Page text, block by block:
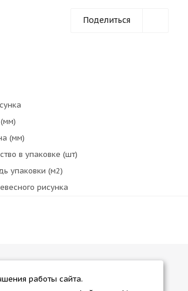
Поделиться
(мм)
в упаковке (шт)
упаковки (м2)
рисунка
работы сайта.